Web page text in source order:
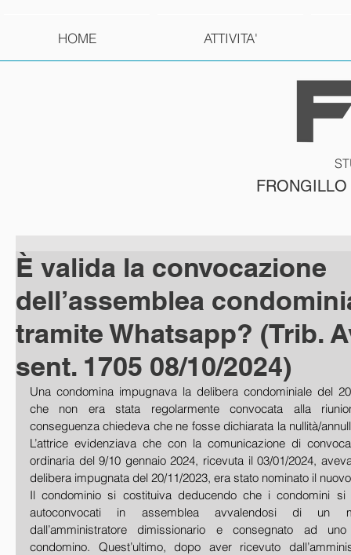
HOME ATTIVITA'
È valida la convocazione
dell’assemblea
tramite Whatsapp? (Trib.
sent. 1705 08/10/2024)
Una condomina impugnava la delibera condominiale del
che non era stata regolarmente convocata alla
conseguenza chiedeva che ne fosse dichiarata la nullità/
L’attrice evidenziava che con la comunicazione di
ordinaria del 9/10 gennaio 2024, ricevuta il 03/01/2024,
delibera impugnata del 20/11/2023, era stato nominato il
Il condominio si costituiva deducendo che i condomini si
autoconvocati in assemblea avvalendosi di un
dall’amministratore dimissionario e consegnato ad
condomino. Quest’ultimo, dopo aver ricevuto